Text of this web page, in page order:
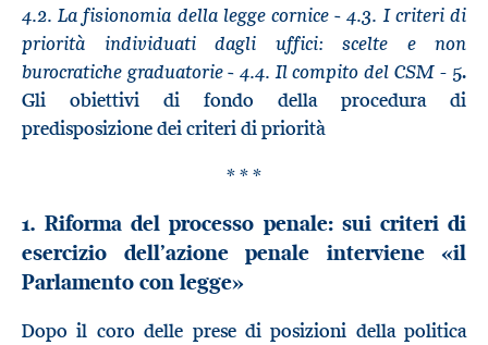
4.2. La fisionomia della legge cornice - 4.3. I criteri di
priorità individuati dagli uffici: scelte e non
burocratiche graduatorie - 4.4. Il compito del CSM- 5.
Gli obiettivi di fondo della procedura di
predisposizione dei criteri di priorità
* * *
1. Riforma del processo penale: sui criteri di
esercizio dell’azione penale interviene «il
Parlamento con legge»
Dopo il coro delle prese di posizioni della politica